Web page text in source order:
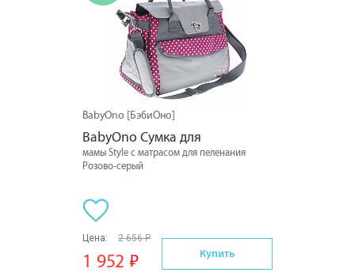
BabyOno [БэбиОно]
BabyOno Сумка для
мамы Style с матрасом для пеленания
Розово-серый
Цена: 2 656 Р
1 952 Купить